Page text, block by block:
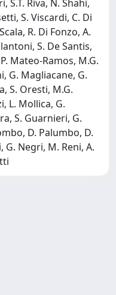
S.T. Riva, N. Shahi,
S. Viscardi, C. Di
R. Di Fonzo, A.
S. De Santis,
Mateo-Ramos, M.G.
G. Magliacane, G.
S. Oresti, M.G.
L. Mollica, G.
S. Guarnieri, G.
D. Palumbo, D.
G. Negri, M. Reni, A.